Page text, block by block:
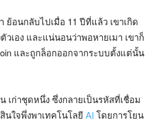
ย้อนกลับไปเมื่อ 11 ปีที่แล้ว เขาเกิด
เอง และแน่นอนว่าพอหายเมา เขาก็
และถูกล็อกออกจากระบบตั้งแต่นั้น
เก่าชุดหนึ่ง ซึ่งกลายเป็นรหัสที่เชื่อม
นใจพึ่งพาเทคโนโลยี AI โดยการโยน